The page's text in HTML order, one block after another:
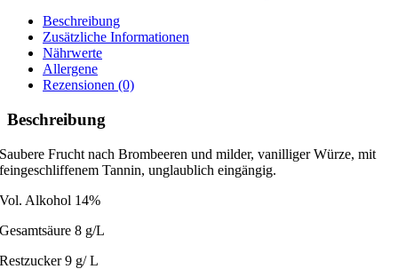
Beschreibung
Zusätzliche Informationen
Nährwerte
Allergene
Rezensionen (0)
Beschreibung
Saubere Frucht nach Brombeeren und milder, vanilliger Würze, mit
feingeschliffenem Tannin, unglaublich eingängig.
Vol. Alkohol 14%
Gesamtsäure 8 g/L
Restzucker 9 g/ L